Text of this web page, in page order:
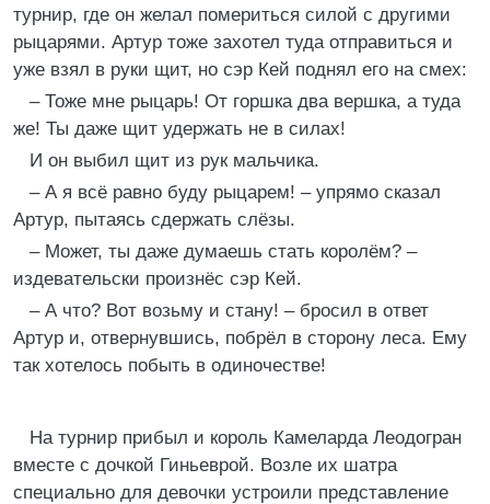
турнир, где он желал помериться силой с другими
рыцарями. Артур тоже захотел туда отправиться и
уже взял в руки щит, но сэр Кей поднял его на смех:
– Тоже мне рыцарь! От горшка два вершка, а туда
же! Ты даже щит удержать не в силах!
И он выбил щит из рук мальчика.
– А я всё равно буду рыцарем! – упрямо сказал
Артур, пытаясь сдержать слёзы.
– Может, ты даже думаешь стать королём? –
издевательски произнёс сэр Кей.
– А что? Вот возьму и стану! – бросил в ответ
Артур и, отвернувшись, побрёл в сторону леса. Ему
так хотелось побыть в одиночестве!
На турнир прибыл и король Камеларда Леодогран
вместе с дочкой Гиньеврой. Возле их шатра
специально для девочки устроили представление